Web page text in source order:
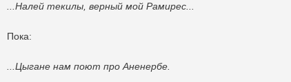
...Налей текилы, верный мой Рамирес...
Пока:
...Цыгане нам поют про Аненербе.